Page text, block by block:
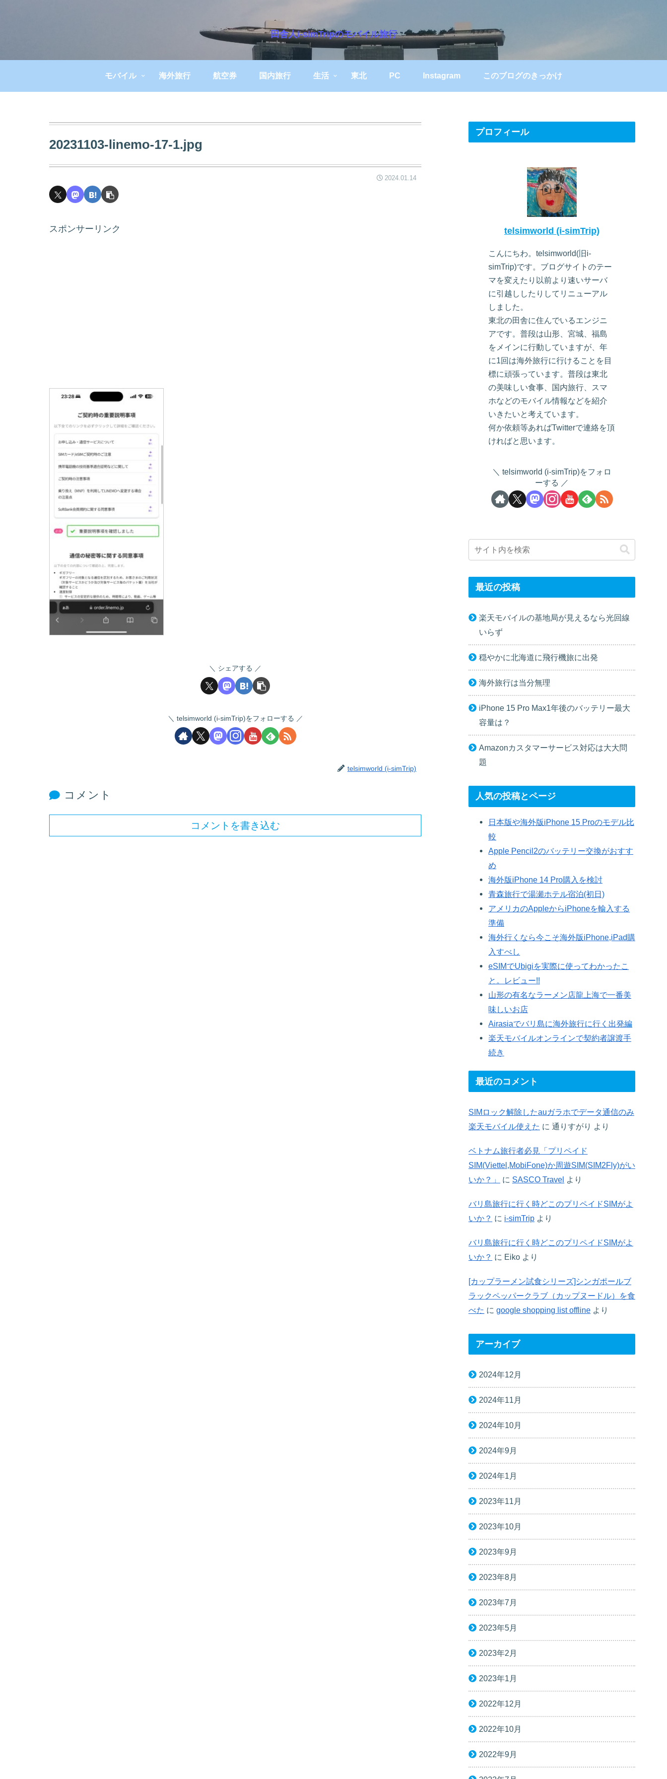
田舎人i-simTripのモバイル旅行
モバイル 海外旅行 航空券 国内旅行 生活 東北 PC Instagram このブログのきっかけ
20231103-linemo-17-1.jpg
2024.01.14
スポンサーリンク
シェアする
telsimworld (i-simTrip)をフォローする
telsimworld (i-simTrip)
コメント
コメントを書き込む
プロフィール
telsimworld (i-simTrip)
こんにちわ。telsimworld(旧i-
simTrip)です。ブログサイトのテー
マを変えたり以前より速いサーバ
に引越ししたりしてリニューアル
しました。
東北の田舎に住んでいるエンジニ
アです。普段は山形、宮城、福島
をメインに行動していますが、年
に1回は海外旅行に行けることを目
標に頑張っています。普段は東北
の美味しい食事、国内旅行、スマ
ホなどのモバイル情報などを紹介
いきたいと考えています。
何か依頼等あればTwitterで連絡を頂
ければと思います。
telsimworld (i-simTrip)をフォロ
ーする
最近の投稿
楽天モバイルの基地局が見えるなら光回線
いらず
穏やかに北海道に飛行機旅に出発
海外旅行は当分無理
iPhone 15 Pro Max1年後のバッテリー最大
容量は？
Amazonカスタマーサービス対応は大大問
題
人気の投稿とページ
日本版や海外版iPhone 15 Proのモデル比
較
Apple Pencil2のバッテリー交換がおすす
め
海外版iPhone 14 Pro購入を検討
青森旅行で湯瀬ホテル宿泊(初日)
アメリカのAppleからiPhoneを輸入する
準備
海外行くなら今こそ海外版iPhone,iPad購
入すべし
eSIMでUbigiを実際に使ってわかったこ
と。レビュー!!
山形の有名なラーメン店龍上海で一番美
味しいお店
Airasiaでバリ島に海外旅行に行く出発編
楽天モバイルオンラインで契約者譲渡手
続き
最近のコメント
SIMロック解除したauガラホでデータ通信のみ
楽天モバイル使えた に 通りすがり より
ベトナム旅行者必見「プリペイド
SIM(Viettel,MobiFone)か周遊SIM(SIM2Fly)がい
いか？」
に SASCO Travel より
バリ島旅行に行く時どこのプリペイドSIMがよ
いか？ に i-simTrip より
バリ島旅行に行く時どこのプリペイドSIMがよ
いか？ に Eiko より
[カップラーメン試食シリーズ]シンガポールブ
ラックペッパークラブ（カップヌードル）を食
べた に google shopping list offline より
アーカイブ
2024年12月
2024年11月
2024年10月
2024年9月
2024年1月
2023年11月
2023年10月
2023年9月
2023年8月
2023年7月
2023年5月
2023年2月
2023年1月
2022年12月
2022年10月
2022年9月